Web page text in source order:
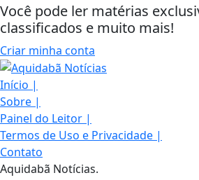
Você pode ler matérias
classificados e muito mais!
Criar minha conta
Início |
Sobre |
Painel do Leitor |
Termos de Uso e Privacidade |
Contato
Aquidabã Notícias.